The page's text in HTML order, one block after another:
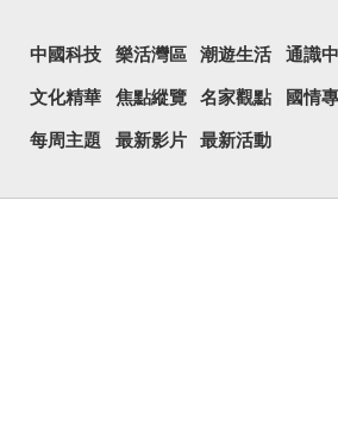
中國科技 樂活灣區 潮遊生活 通識
文化精華 焦點縱覽 名家觀點 國情
每周主題 最新影片 最新活動